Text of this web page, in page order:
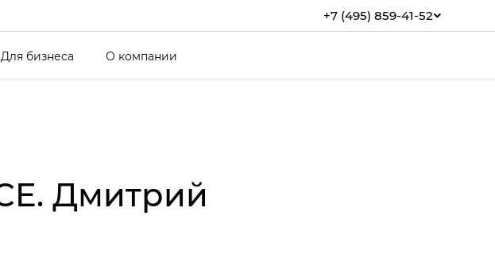
+7 (495) 859-41-52
Для бизнеса О компании
Дмитрий